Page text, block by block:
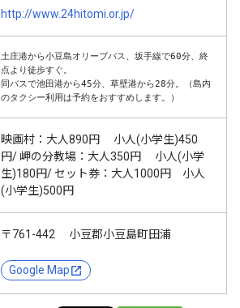
http://www.24hitomi.or.jp/
土庄港から小豆島オリーブバス、坂手線で60分、終
点より徒歩すぐ。
同バスで池田港から45分、草壁港から28分。（島内
のタクシー利用は予約をおすすめします。）
映画村：大人890円 小人(小学生)450
円/ 岬の分教場：大人350円 小人(小学
生)180円/ セット券：大人1000円 小人
(小学生)500円
〒761-442 小豆郡小豆島町田浦
Google Map